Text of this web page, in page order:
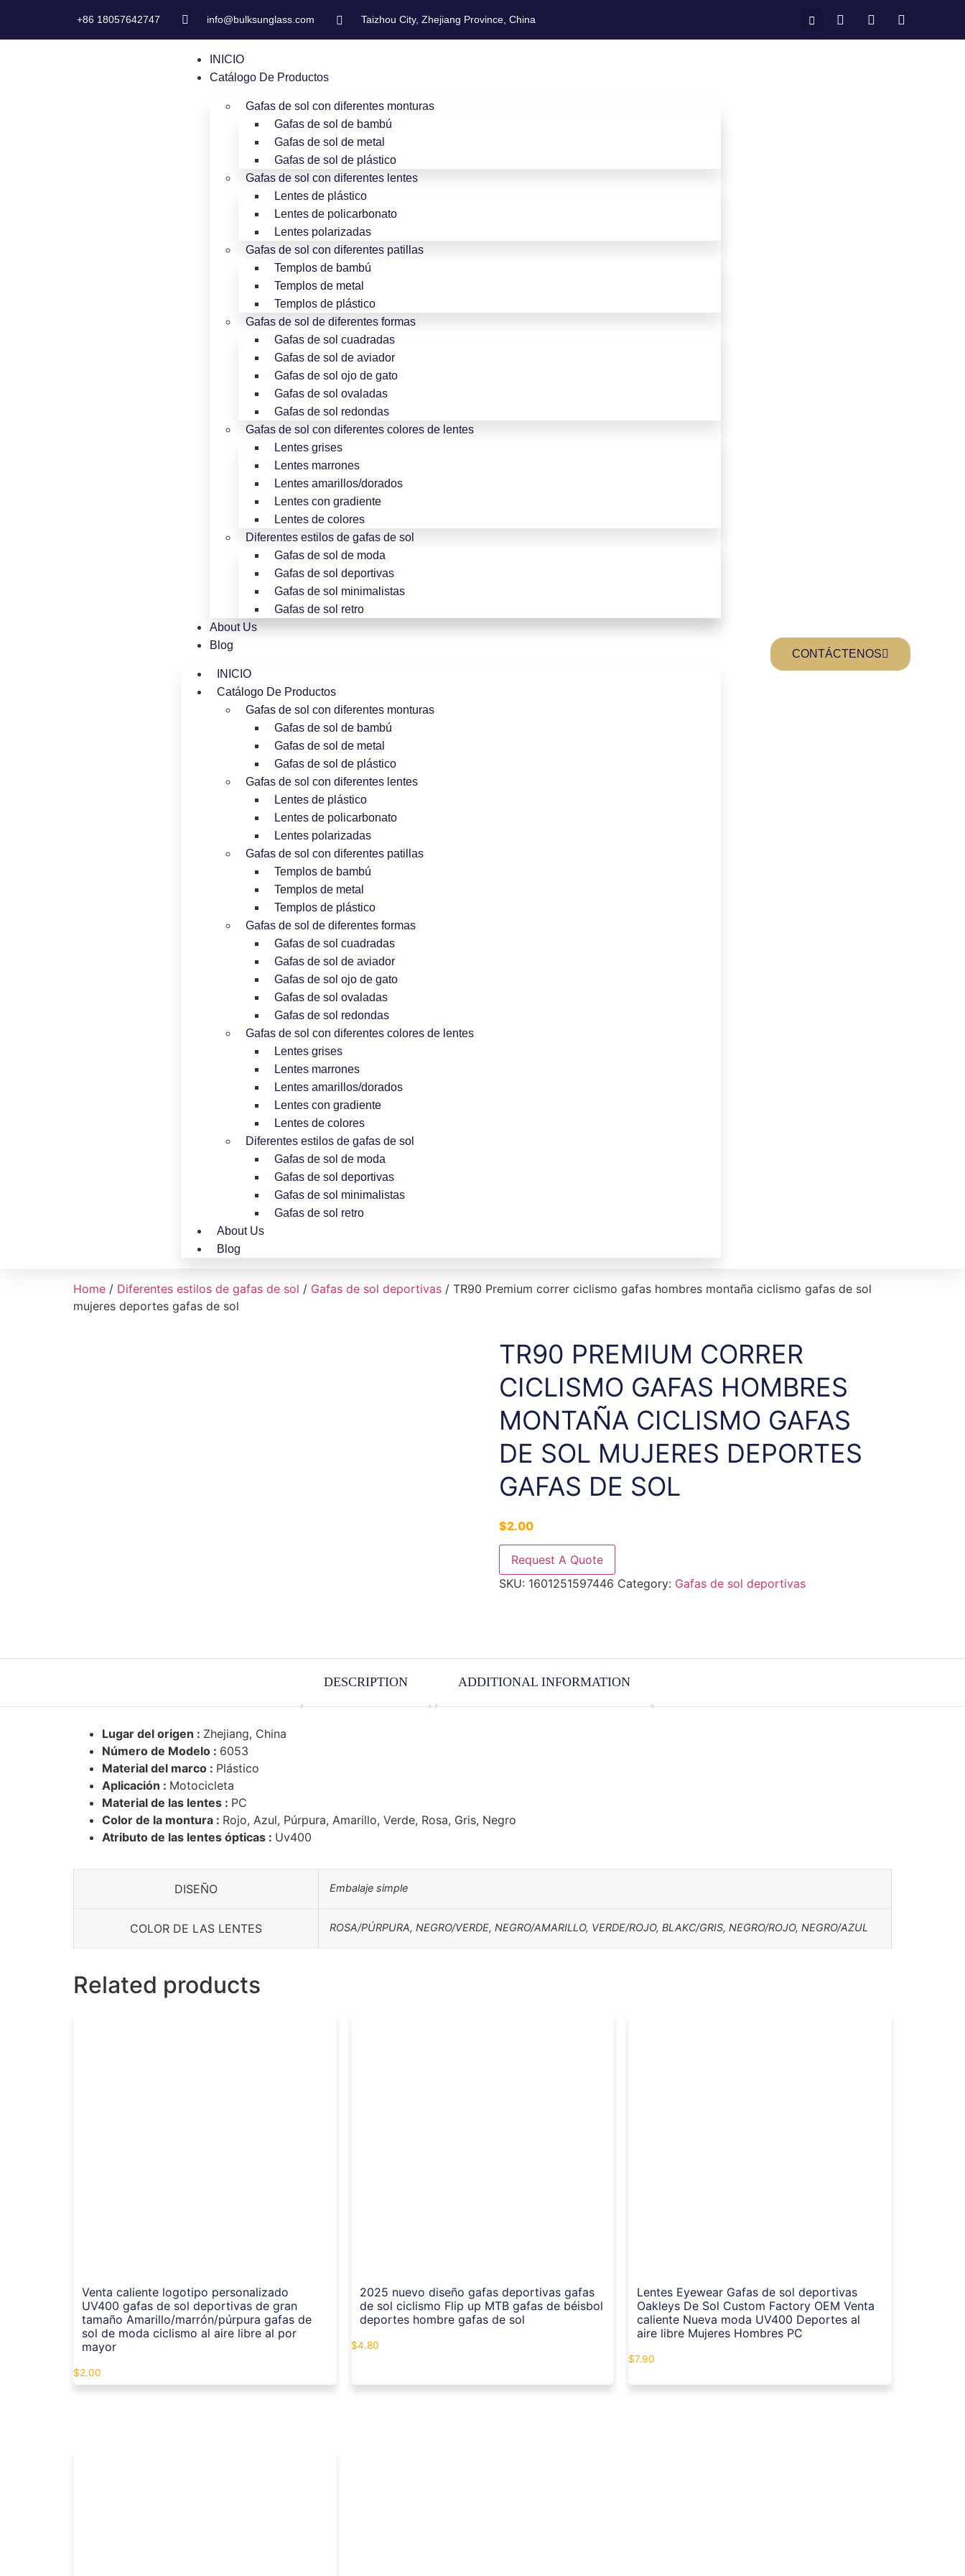
+86 18057642747 info@bulksunglass.com Taizhou City, Zhejiang Province, China
INICIO
Catálogo De Productos
Gafas de sol con diferentes monturas
Gafas de sol de bambú
Gafas de sol de metal
Gafas de sol de plástico
Gafas de sol con diferentes lentes
Lentes de plástico
Lentes de policarbonato
Lentes polarizadas
Gafas de sol con diferentes patillas
Templos de bambú
Templos de metal
Templos de plástico
Gafas de sol de diferentes formas
Gafas de sol cuadradas
Gafas de sol de aviador
Gafas de sol ojo de gato
Gafas de sol ovaladas
Gafas de sol redondas
Gafas de sol con diferentes colores de lentes
Lentes grises
Lentes marrones
Lentes amarillos/dorados
Lentes con gradiente
Lentes de colores
Diferentes estilos de gafas de sol
Gafas de sol de moda
Gafas de sol deportivas
Gafas de sol minimalistas
Gafas de sol retro
About Us
Blog
INICIO
Catálogo De Productos
Gafas de sol con diferentes monturas
Gafas de sol de bambú
Gafas de sol de metal
Gafas de sol de plástico
Gafas de sol con diferentes lentes
Lentes de plástico
Lentes de policarbonato
Lentes polarizadas
Gafas de sol con diferentes patillas
Templos de bambú
Templos de metal
Templos de plástico
Gafas de sol de diferentes formas
Gafas de sol cuadradas
Gafas de sol de aviador
Gafas de sol ojo de gato
Gafas de sol ovaladas
Gafas de sol redondas
Gafas de sol con diferentes colores de lentes
Lentes grises
Lentes marrones
Lentes amarillos/dorados
Lentes con gradiente
Lentes de colores
Diferentes estilos de gafas de sol
Gafas de sol de moda
Gafas de sol deportivas
Gafas de sol minimalistas
Gafas de sol retro
About Us
Blog
CONTÁCTENOS
Home / Diferentes estilos de gafas de sol / Gafas de sol deportivas / TR90 Premium correr ciclismo gafas hombres montaña ciclismo gafas de sol
mujeres deportes gafas de sol
TR90 PREMIUM CORRER
CICLISMO GAFAS HOMBRES
MONTAÑA CICLISMO GAFAS
DE SOL MUJERES DEPORTES
GAFAS DE SOL
$2.00
Request A Quote
SKU: 1601251597446 Category: Gafas de sol deportivas
DESCRIPTION ADDITIONAL INFORMATION
Lugar del origen : Zhejiang, China
Número de Modelo : 6053
Material del marco : Plástico
Aplicación : Motocicleta
Material de las lentes : PC
Color de la montura : Rojo, Azul, Púrpura, Amarillo, Verde, Rosa, Gris, Negro
Atributo de las lentes ópticas : Uv400
DISEÑO Embalaje simple
COLOR DE LAS LENTES ROSA/PÚRPURA, NEGRO/VERDE, NEGRO/AMARILLO, VERDE/ROJO, BLAKC/GRIS, NEGRO/ROJO, NEGRO/AZUL
Related products
Venta caliente logotipo personalizado
UV400 gafas de sol deportivas de gran
tamaño Amarillo/marrón/púrpura gafas de
sol de moda ciclismo al aire libre al por
mayor
$2.00
2025 nuevo diseño gafas deportivas gafas
de sol ciclismo Flip up MTB gafas de béisbol
deportes hombre gafas de sol
$4.80
Lentes Eyewear Gafas de sol deportivas
Oakleys De Sol Custom Factory OEM Venta
caliente Nueva moda UV400 Deportes al
aire libre Mujeres Hombres PC
$7.90